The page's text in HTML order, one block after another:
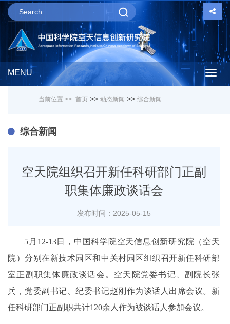
MENU
当前位置 >> 首页 >> 动态新闻 >> 综合新闻
综合新闻
空天院组织召开新任科研部门正副
职集体廉政谈话会
发布时间：2025-05-15
5月12-13日，中国科学院空天信息创新研究院（空天
院）分别在新技术园区和中关村园区组织召开新任科研部
室正副职集体廉政谈话会。空天院党委书记、副院长张
兵，党委副书记、纪委书记赵刚作为谈话人出席会议。新
任科研部门正副职共计120余人作为被谈话人参加会议。